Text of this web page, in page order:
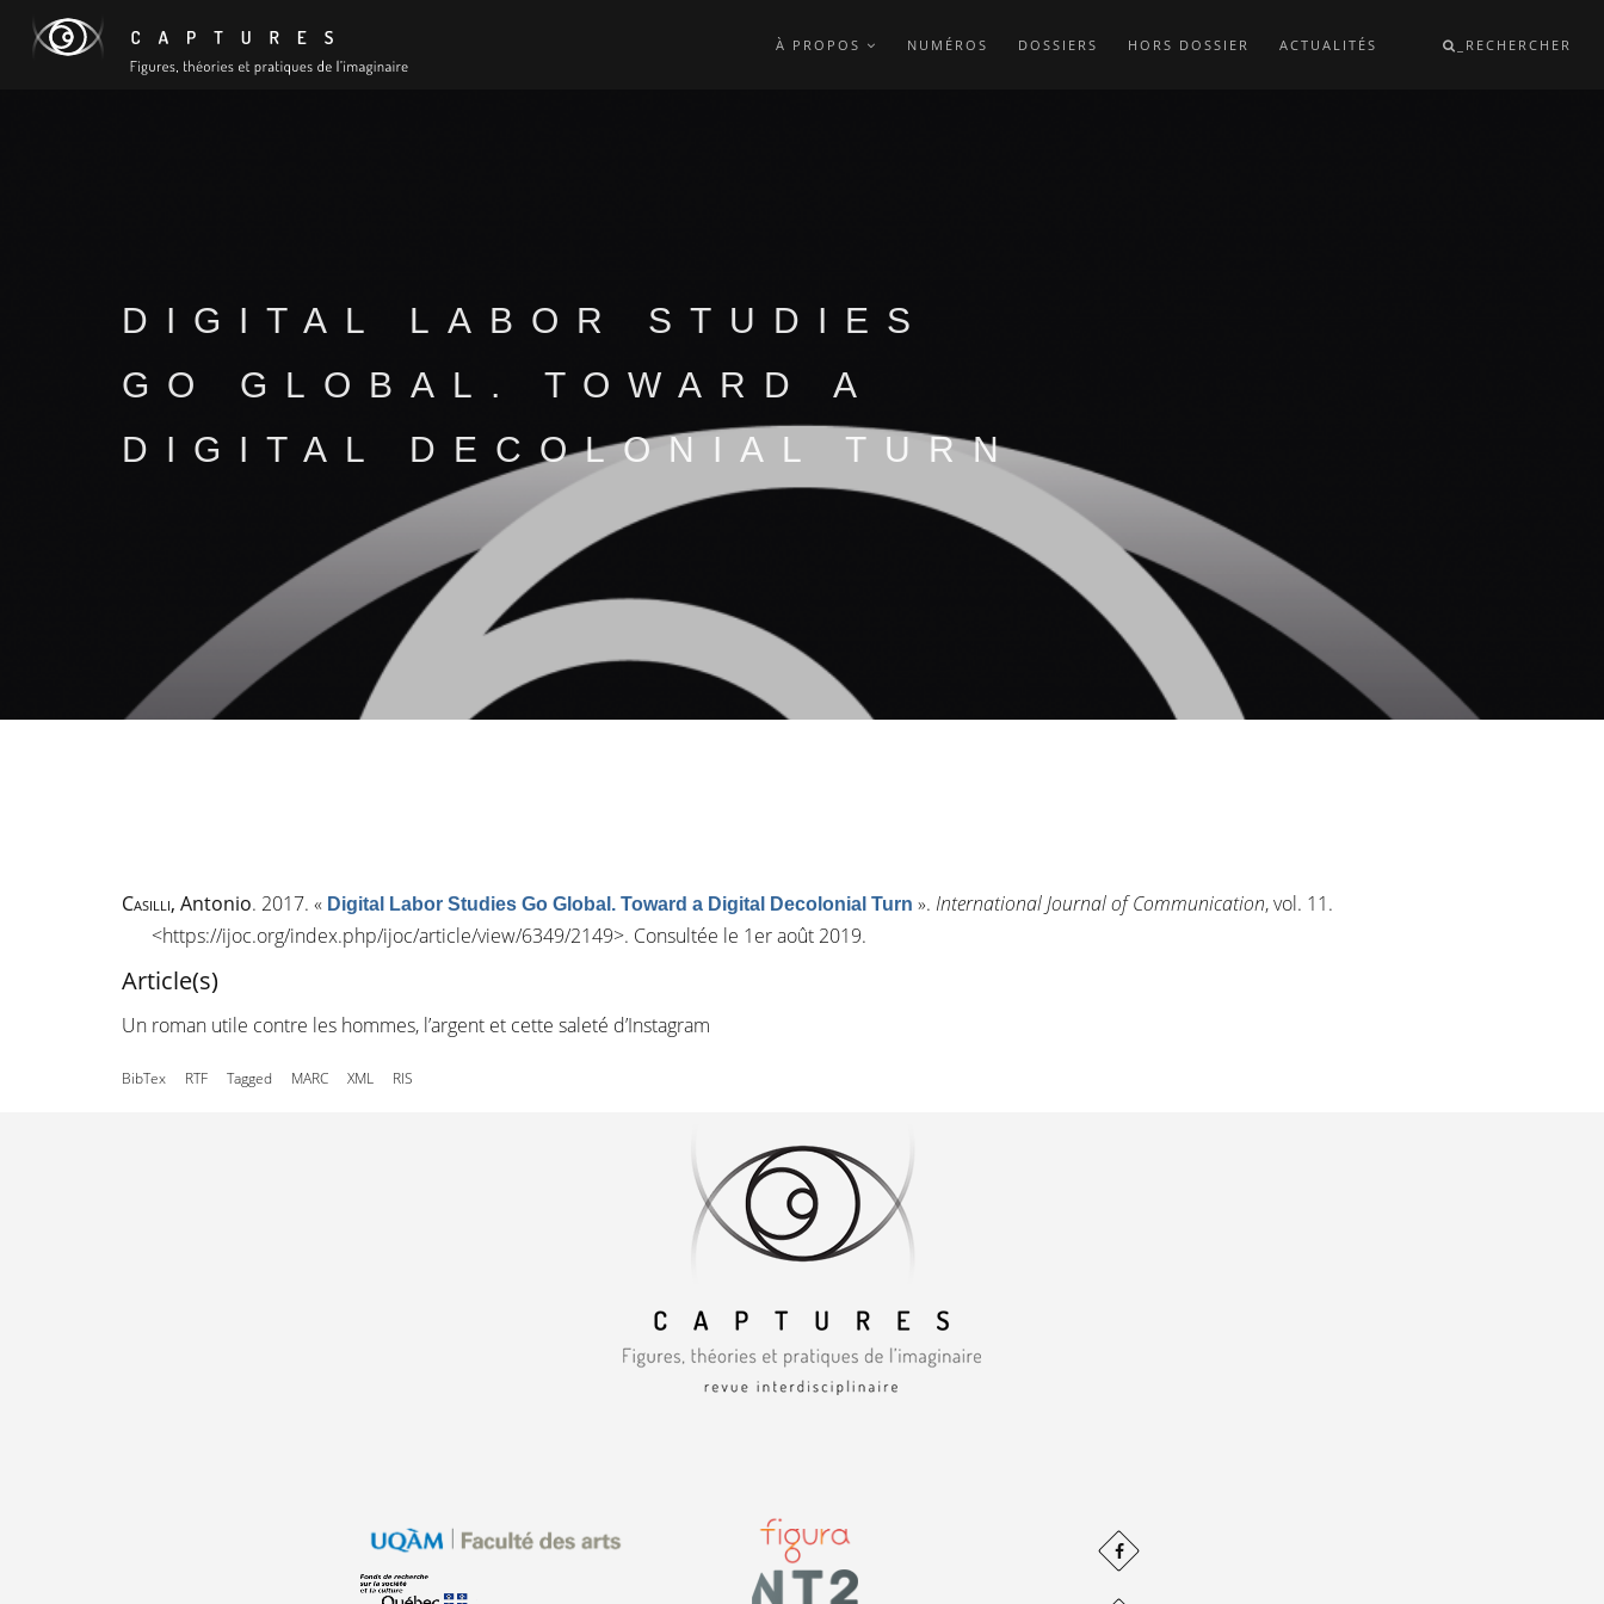
À PROPOS NUMÉROS DOSSIERS HORS DOSSIER ACTUALITÉS _RECHERCHER
DIGITAL LABOR STUDIES
GO GLOBAL. TOWARD A
DIGITAL DECOLONIAL TURN
Casilli, Antonio. 2017. « Digital Labor Studies Go Global. Toward a Digital Decolonial Turn ». International Journal of Communication, vol. 11.
<https://ijoc.org/index.php/ijoc/article/view/6349/2149>. Consultée le 1er août 2019.
Article(s)
Un roman utile contre les hommes, l’argent et cette saleté d’Instagram
BibTex RTF Tagged MARC XML RIS